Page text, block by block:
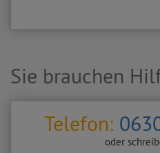
Sie brauchen
Telefon:
oder